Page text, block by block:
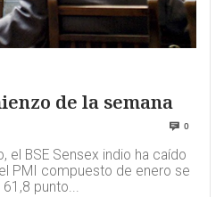
de la semana
0
el BSE Sensex indio ha caído
PMI compuesto de enero se
61,8 punto...